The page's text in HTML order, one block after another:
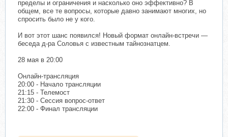
пределы и ограничения и насколько оно эффективно? В
общем, все те вопросы, которые давно занимают многих, но
спросить было не у кого.
И вот этот шанс появился! Новый формат онлайн-встречи —
беседа д-ра Соловья с известным тайнознатцем.
28 мая в 20:00
Онлайн-трансляция
20:00 - Начало трансляции
21:15 - Телемост
21:30 - Сессия вопрос-ответ
22:00 - Финал трансляции